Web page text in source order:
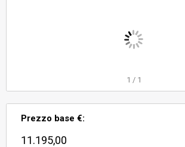
1 / 1
Prezzo base €:
11.195,00